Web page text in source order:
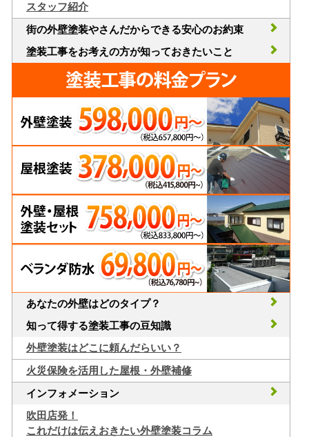
スタッフ紹介
街の外壁塗装やさんだからできる安心のお約束
塗装工事をお考えの方が知っておきたいこと
あなたの外壁はどのタイプ？
知って得する塗装工事の豆知識
外壁塗装はどこに頼んだらいい？
火災保険を活用した屋根・外壁補修
インフォメーション
吹田店発！
これだけは伝えおきたい外壁塗装コラム